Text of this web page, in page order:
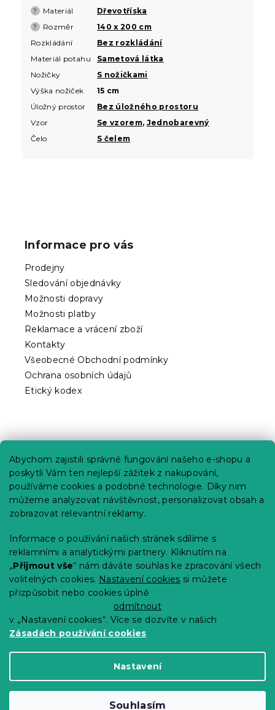
Abychom zajistili správné fungování našeho e-shopu a
poskytli Vám ten nejlepší zážitek z nakupování,
používáme cookies a podobné technologie. Díky nim
můžeme analyzovat návštěvnost, personalizovat obsah a
zobrazovat relevantní reklamy.
Informace o používání našich stránek sdílíme s
reklamními a analytickými partnery. Kliknutím na
„Přijmout vše“ nám dáváte souhlas ke zpracování všech
volitelných cookies. Nastavení cookies si můžete
přizpůsobit nebo cookies úplně
odmítnout
v „Nastavení cookies“. Více se dozvíte v našich
Zásadách používání cookies
Nastavení
Souhlasím
? Materiál Dřevotříska
? Rozměr
140 x 200 cm
Rozkládání
Bez rozkládání
Materiál potahu
Sametová látka
Nožičky
S nožičkami
Výška nožiček
15 cm
Úložný prostor
Bez úložného prostoru
Vzor
Se vzorem, Jednobarevný
Čelo
S čelem
Informace pro vás
Prodejny
Sledování objednávky
Možnosti dopravy
Možnosti platby
Reklamace a vrácení zboží
Kontakty
Všeobecné Obchodní podmínky
Ochrana osobních údajů
Etický kodex
Kariéra
Poptávky a B2B spolupráce
Proč se u nás registrovat?
Věrnostní program - Sleva až 10 %
Návody
Tabulky velikostí
Blog
Copyright 2026Výprodej povlečení. Všechna
práva vyhrazena.Upravit nastavení cookies